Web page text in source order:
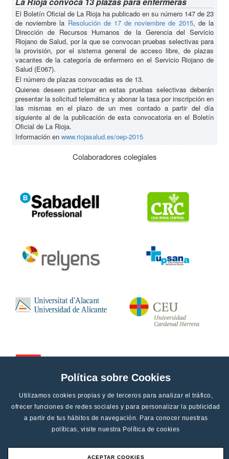
Política sobre Cookies
Utilizamos cookies propias y de terceros para analizar el tráfico,
ofrecer funciones de redes sociales y para personalizar la publicidad
a partir de tus hábitos de navegación. Para conocer nuestras
políticas, visite nuestra Política de cookies
ACEPTAR COOKIES
El Boletín Oficial de La Rioja ha publicado en su número 147 de 23
de noviembre la Resolución de 17 de noviembre de 2015, de la
Dirección de Recursos Humanos de la Gerencia del Servicio
Riojano de Salud, por la que se convocan pruebas selectivas para
la provisión, por el sistema general de acceso libre, de plazas
vacantes de la categoría de enfermero en el Servicio Riojano de
Salud (E067).
El número de plazas convocadas es de 13.
Quienes deseen participar en estas pruebas selectivas deberán
presentar la solicitud telemática y abonar la tasa por inscripción en
las mismas en el plazo de un mes contado a partir del día
siguiente al de la publicación de esta convocatoria en el Boletín
Oficial de La Rioja.
Información en www.riojasalud.es/oep-2015
Colaboradores colegiales